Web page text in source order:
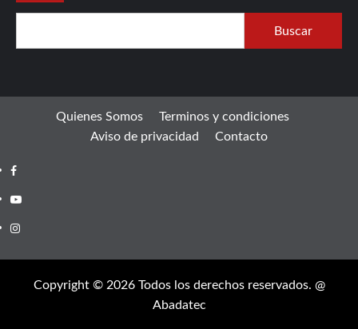
Buscar
Quienes Somos
Terminos y condiciones
Aviso de privacidad
Contacto
Facebook
Youtube
Instagram
Copyright © 2026 Todos los derechos reservados. @
Abadatec